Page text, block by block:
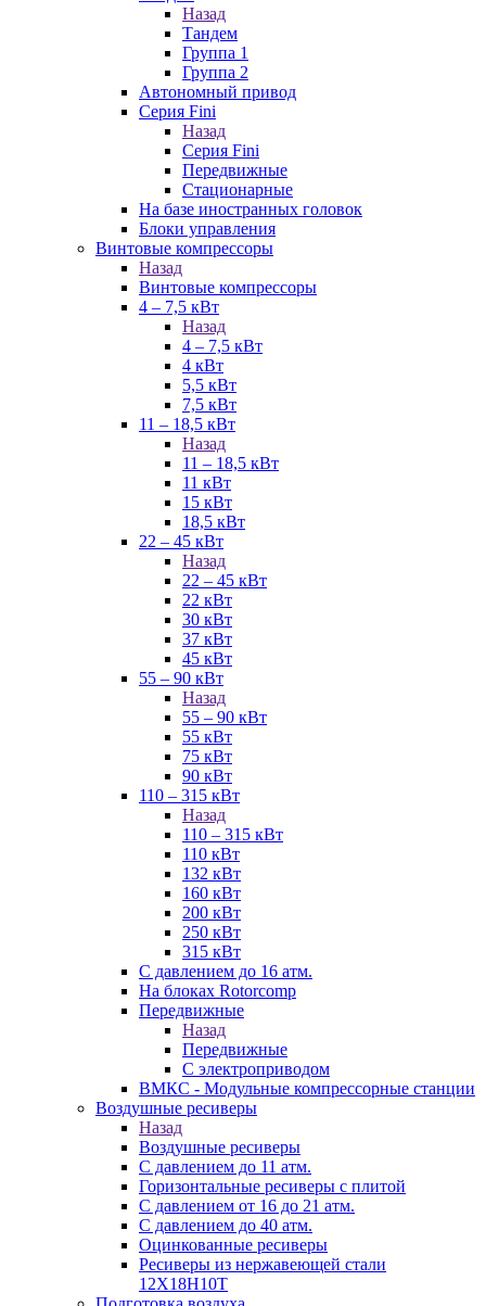
Назад
Тандем
Группа 1
Группа 2
Автономный привод
Серия Fini
Назад
Серия Fini
Передвижные
Стационарные
На базе иностранных головок
Блоки управления
Винтовые компрессоры
Назад
Винтовые компрессоры
4 – 7,5 кВт
Назад
4 – 7,5 кВт
4 кВт
5,5 кВт
7,5 кВт
11 – 18,5 кВт
Назад
11 – 18,5 кВт
11 кВт
15 кВт
18,5 кВт
22 – 45 кВт
Назад
22 – 45 кВт
22 кВт
30 кВт
37 кВт
45 кВт
55 – 90 кВт
Назад
55 – 90 кВт
55 кВт
75 кВт
90 кВт
110 – 315 кВт
Назад
110 – 315 кВт
110 кВт
132 кВт
160 кВт
200 кВт
250 кВт
315 кВт
С давлением до 16 атм.
На блоках Rotorcomp
Передвижные
Назад
Передвижные
С электроприводом
ВМКС - Модульные компрессорные станции
Воздушные ресиверы
Назад
Воздушные ресиверы
С давлением до 11 атм.
Горизонтальные ресиверы с плитой
С давлением от 16 до 21 атм.
С давлением до 40 атм.
Оцинкованные ресиверы
Ресиверы из нержавеющей стали
12Х18Н10Т